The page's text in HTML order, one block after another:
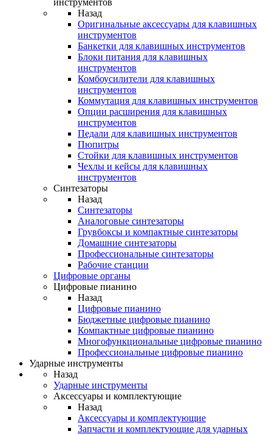
инструментов
Назад
Оригинальные аксессуары для клавишных
инструментов
Банкетки для клавишных инструментов
Блоки питания для клавишных
инструментов
Комбоусилители для клавишных
инструментов
Коммутация для клавишных инструментов
Опции расширения для клавишных
инструментов
Педали для клавишных инструментов
Пюпитры
Стойки для клавишных инструментов
Чехлы и кейсы для клавишных
инструментов
Синтезаторы
Назад
Синтезаторы
Аналоговые синтезаторы
Грувбоксы и компактные синтезаторы
Домашние синтезаторы
Профессиональные синтезаторы
Рабочие станции
Цифровые органы
Цифровые пианино
Назад
Цифровые пианино
Бюджетные цифровые пианино
Компактные цифровые пианино
Многофункциональные цифровые пианино
Профессиональные цифровые пианино
Ударные инструменты
Назад
Ударные инструменты
Аксессуары и комплектующие
Назад
Аксессуары и комплектующие
Запчасти и комплектующие для ударных